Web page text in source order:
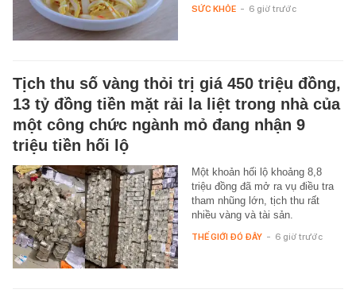
SỨC KHỎE - 6 giờ trước
Tịch thu số vàng thỏi trị giá 450 triệu đồng,
13 tỷ đồng tiền mặt rải la liệt trong nhà của
một công chức ngành mỏ đang nhận 9
triệu tiền hối lộ
Một khoản hối lộ khoảng 8,8
triệu đồng đã mở ra vụ điều tra
tham nhũng lớn, tịch thu rất
nhiều vàng và tài sản.
THẾ GIỚI ĐÓ ĐÂY - 6 giờ trước